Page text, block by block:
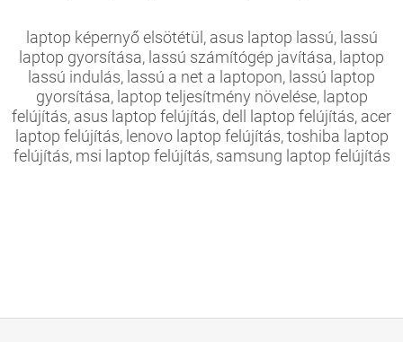
laptop képernyő elsötétül, asus laptop lassú, lassú
laptop gyorsítása, lassú számítógép javítása, laptop
lassú indulás, lassú a net a laptopon, lassú laptop
gyorsítása, laptop teljesítmény növelése, laptop
felújítás, asus laptop felújítás, dell laptop felújítás, acer
laptop felújítás, lenovo laptop felújítás, toshiba laptop
felújítás, msi laptop felújítás, samsung laptop felújítás